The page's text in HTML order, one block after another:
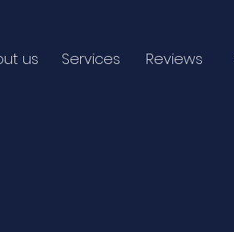
us Services Reviews